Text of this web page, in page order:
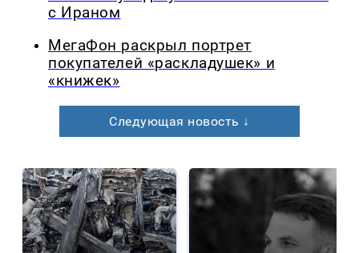
с Ираном
МегаФон раскрыл портрет
покупателей «раскладушек» и
«книжек»
Следующая новость ↓